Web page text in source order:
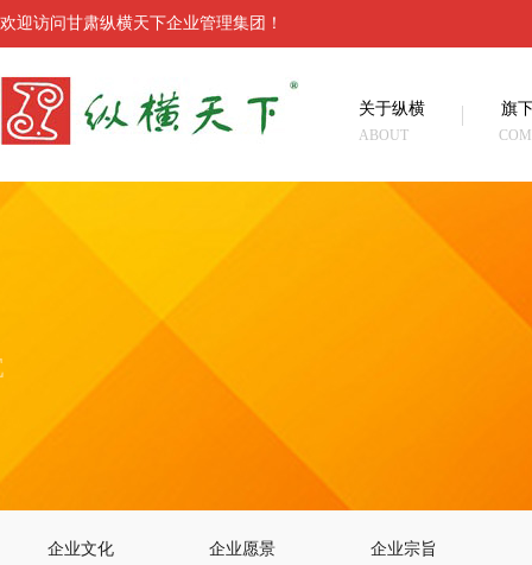
欢迎访问甘肃纵横天下企业管理集团！
关于纵横
ABOUT
旗
企业文化 企业愿景 企业宗旨